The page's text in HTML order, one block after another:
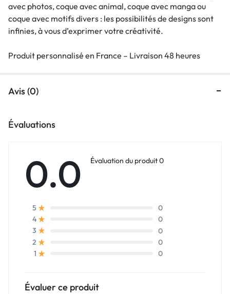
avec photos, coque avec animal, coque avec manga ou
coque avec motifs divers : les possibilités de designs sont
infinies, à vous d’exprimer votre créativité.
Produit personnalisé en France – Livraison 48 heures
Avis (0)
Évaluations
0.0 Évaluation du produit 0
5
0
4
0
3
0
2
0
1
0
Évaluer ce produit